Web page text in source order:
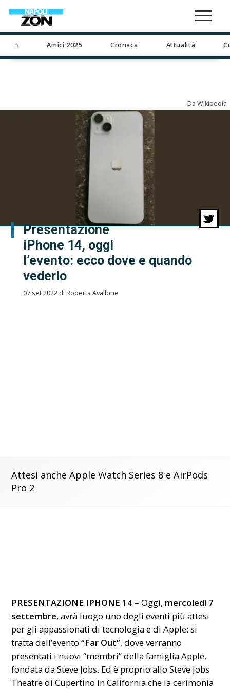
⌂ Amici 2025 Cronaca Attualità
Da Wikipedia
Presentazione
iPhone 14, oggi
l’evento: ecco dove e quando
vederlo
07 set 2022 di Roberta Avallone
Attesi anche Apple Watch Series 8 e AirPods
Pro 2
PRESENTAZIONE IPHONE 14 – Oggi, mercoledì 7
settembre, avrà luogo uno degli eventi più attesi
per gli appassionati di tecnologia e di Apple: si
tratta dell’evento“Far Out”, dove verranno
presentati i nuovi “membri” della famiglia Apple,
fondata da Steve Jobs. Ed è proprio allo Steve Jobs
Theatre di Cupertino in California che la cerimonia